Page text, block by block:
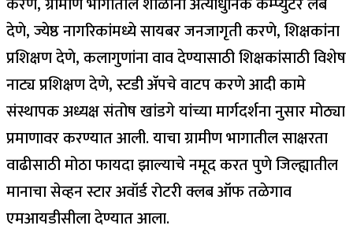
देणे, ज्येष्ठ नागरिकांमध्ये सायबर जनजागृती करणे, शिक्षकांना
प्रशिक्षण देणे, कलागुणांना वाव देण्यासाठी शिक्षकांसाठी विशेष
नाट्य प्रशिक्षण देणे, स्टडी ॲपचे वाटप करणे आदी कामे
संस्थापक अध्यक्ष संतोष खांडगे यांच्या मार्गदर्शना नुसार मोठ्या
प्रमाणावर करण्यात आली. याचा ग्रामीण भागातील साक्षरता
वाढीसाठी मोठा फायदा झाल्याचे नमूद करत पुणे जिल्ह्यातील
मानाचा सेव्हन स्टार अवॉर्ड रोटरी क्लब ऑफ तळेगाव
एमआयडीसीला देण्यात आला.